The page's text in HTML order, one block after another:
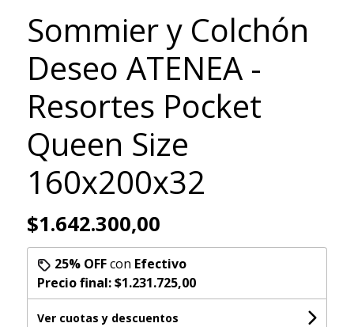
Sommier y Colchón
Deseo ATENEA -
Resortes Pocket
Queen Size
160x200x32
$1.642.300,00
25% OFFcon Efectivo
Precio final:$1.231.725,00
Ver cuotas y descuentos